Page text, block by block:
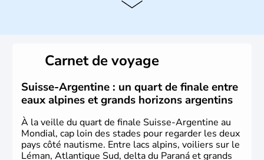
féodal marque la naissance de la Suisse sous la forme
d'une alliance composée de plusieurs cantons. L'Etat
fédéral n'est créé qu'en 1848 et signe l'abolition des
frontières, ainsi que l'établissement d'une monnaie
unique et d'une armée. La première constitution est
rédigée à la même année, le droit de référendum est
ajouté 26 ans plus tard.
Carnet de voyage
Suisse-Argentine : un quart de finale entre
eaux alpines et grands horizons argentins
À la veille du quart de finale Suisse-Argentine au
Mondial, cap loin des stades pour regarder les deux
pays côté nautisme. Entre lacs alpins, voiliers sur le
Léman, Atlantique Sud, delta du Paraná et grands